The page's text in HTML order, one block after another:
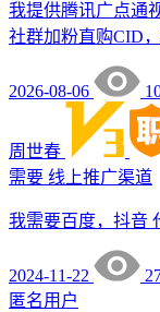
我提供腾讯广点通
社群加粉直购CID
2026-08-06
周世春
需要 线上推广渠道
我需要百度，抖音
2024-11-22
匿名用户